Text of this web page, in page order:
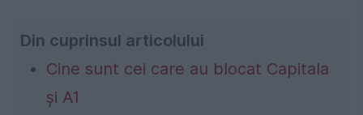
Din cuprinsul articolului
Cine sunt cei care au blocat Capitala
și A1